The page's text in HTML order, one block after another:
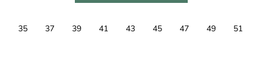
35 37 39 41 43 45 47 49 51